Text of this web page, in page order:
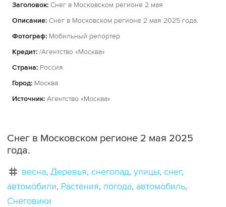
Заголовок: Снег в Московском регионе 2 мая
Описание: Снег в Московском регионе 2 мая 2025 года.
Фотограф: Мобильный репортер
Кредит: /Агентство «Москва»
Страна: Россия
Город: Москва
Источник: Агентство «Москва»
Снег в Московском регионе 2 мая 2025
года.
весна Деревья снегопад улицы снег
автомобили Растения погода автомобиль
Снеговики